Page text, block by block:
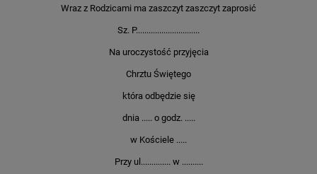
Wraz z Rodzicami ma zaszczyt zaszczyt zaprosić
Sz. P..............................
Na uroczystość przyjęcia
Chrztu Świętego
która odbędzie się
dnia ..... o godz. .....
w Kościele .....
Przy ul.............. w ..........